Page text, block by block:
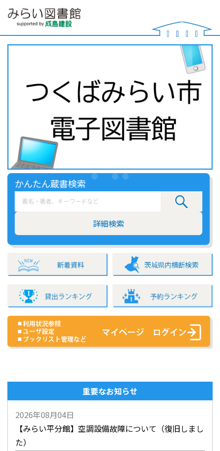
かんたん蔵書検索
詳細検索
重要なお知らせ
2026年08月04日
【みらい平分館】空調設備故障について（復旧しまし
た）